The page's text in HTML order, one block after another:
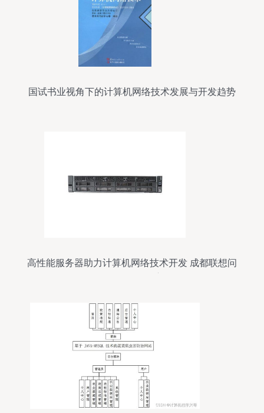
国试书业视角下的计算机网络技术发展与开发趋势
高性能服务器助力计算机网络技术开发 成都联想问